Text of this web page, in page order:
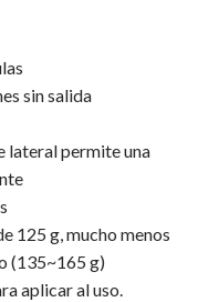
sin salida
lateral permite una
125 g, mucho menos
(135~165 g)
aplicar al uso.